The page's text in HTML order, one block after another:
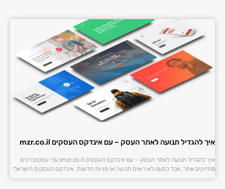
איך להגדיל תנועה לאתר העסק – עם אינדקס העסקים mzr.co.il
איך להגדיל תנועה לאתר העסק – עם אינדקס העסקים mzr.co.ilבעלי עסקים רבים
מחזיקים אתר, אבל כמעט לא רואים תנועה או פניות חדשות. אינדקס העסקים הישראלי